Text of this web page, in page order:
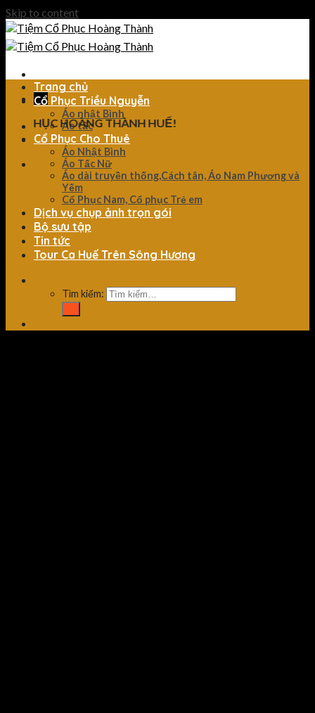
Skip to content
HOÀNG THÀNH HUẾ!
Trang chủ
Cổ Phục Triều Nguyễn
Áo nhật Bình
Áo tấc
Cổ Phục Cho Thuê
Áo Nhật Bình
Áo Tấc Nữ
Áo dài truyền thống,Cách tân, Áo Nam Phương và
Yếm
Cổ Phục Nam, Cổ phục Trẻ em
Dịch vụ chụp ảnh trọn gói
Bộ sưu tập
Tin tức
Tour Ca Huế Trên Sông Hương
Tìm kiếm: